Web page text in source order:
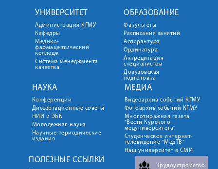
УНИВЕРСИТЕТ
Администрация КГМУ
Кафедры
Медико-
фармацевтический
колледж
Система менеджмента
качества
ОБРАЗОВАНИЕ
Факультеты
Расписания занятий
Аспирантура
Ординатура
Аккредитация
специалистов
Довузовская
подготовка
НАУКА
Конференции
Диссертационные советы
НИИ и ЭБК
Молодежная наука
Научные периодические
издания
МЕДИА
Видеоархив событий КГМУ
Фотоархив событий КГМУ
Многотиражная газета
"Вести Курского
медуниверситета"
Студенческое интернет-
телевидение "МедТВ"
Наш университет в СМИ
ПОЛЕЗНЫЕ ССЫЛКИ
Трудоустройство